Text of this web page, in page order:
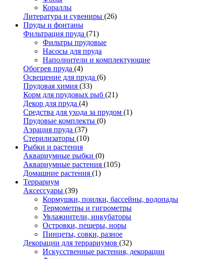
Кораллы
Литература и сувениры (26)
Пруды и фонтаны
Фильтрация пруда (71)
Фильтры прудовые
Насосы для пруда
Наполнители и комплектующие
Обогрев пруда (4)
Освещение для пруда (6)
Прудовая химия (33)
Корм для прудовых рыб (21)
Декор для пруда (4)
Средства для ухода за прудом (1)
Прудовые комплекты (0)
Аэрация пруда (37)
Стерилизаторы (10)
Рыбки и растения
Аквариумные рыбки (0)
Аквариумные растения (105)
Домашние растения (1)
Террариум
Аксессуары (39)
Кормушки, поилки, бассейны, водопады
Термометры и гигрометры
Увлажнители, инкубаторы
Островки, пещеры, норы
Пинцеты, совки, разное
Декорации для террариумов (32)
Искусственные растения, декорации